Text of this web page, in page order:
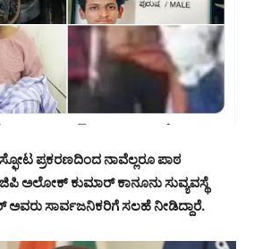
ಪ್ರಕರಣದಿಂದ ನಾವೆಲ್ಲರೂ ಪಾಠ
ಅಲೋಕ್ ಕುಮಾರ್ ಕಾನೂನು ಸುವ್ಯವಸ್ಥೆ
ಸಾರ್ವಜನಿಕರಿಗೆ ಸಲಹೆ ನೀಡಿದ್ದಾರೆ.